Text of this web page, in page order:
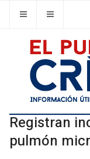
Registran
pulmón